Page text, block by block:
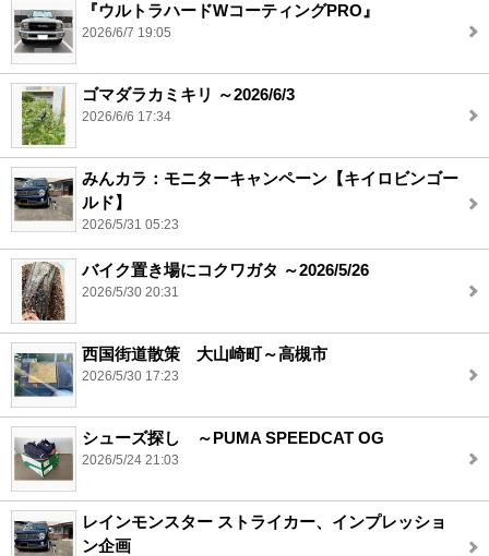
『ウルトラハードWコーティングPRO』
2026/6/7 19:05
ゴマダラカミキリ ～2026/6/3
2026/6/6 17:34
みんカラ：モニターキャンペーン【キイロビンゴー
ルド】
2026/5/31 05:23
バイク置き場にコクワガタ ～2026/5/26
2026/5/30 20:31
西国街道散策 大山崎町～高槻市
2026/5/30 17:23
シューズ探し ～PUMA SPEEDCAT OG
2026/5/24 21:03
レインモンスター ストライカー、インプレッショ
ン企画